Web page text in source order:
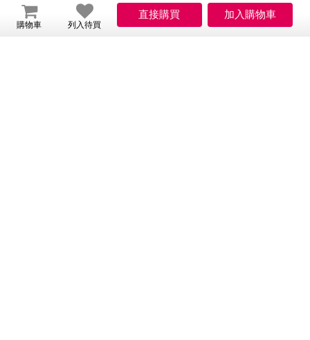
購物車 列入待買